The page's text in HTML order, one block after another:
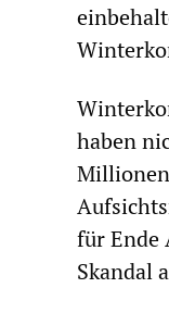
haben
für Ende
Skandal